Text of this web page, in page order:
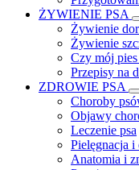
ŻYWIENIE PSA
Żywienie
Żywienie
Czy mój
Przepisy na
ZDROWIE PSA
Choroby
Objawy
Leczenie psa
Pielęgnacja i
Anatomia i